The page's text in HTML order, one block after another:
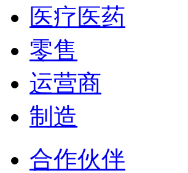
医疗医药
零售
运营商
制造
合作伙伴